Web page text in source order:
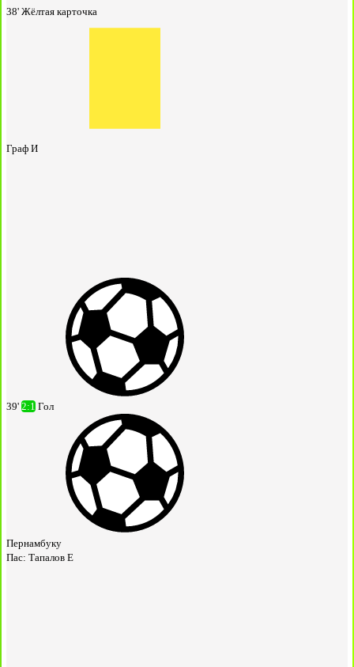
38' Жёлтая карточка
Граф И
39' 2:1 Гол
Пернамбуку
Пас: Тапалов Е